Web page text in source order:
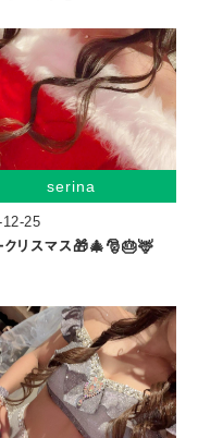
serina
25
クリスマス🎁🎄🎅🎂🦌